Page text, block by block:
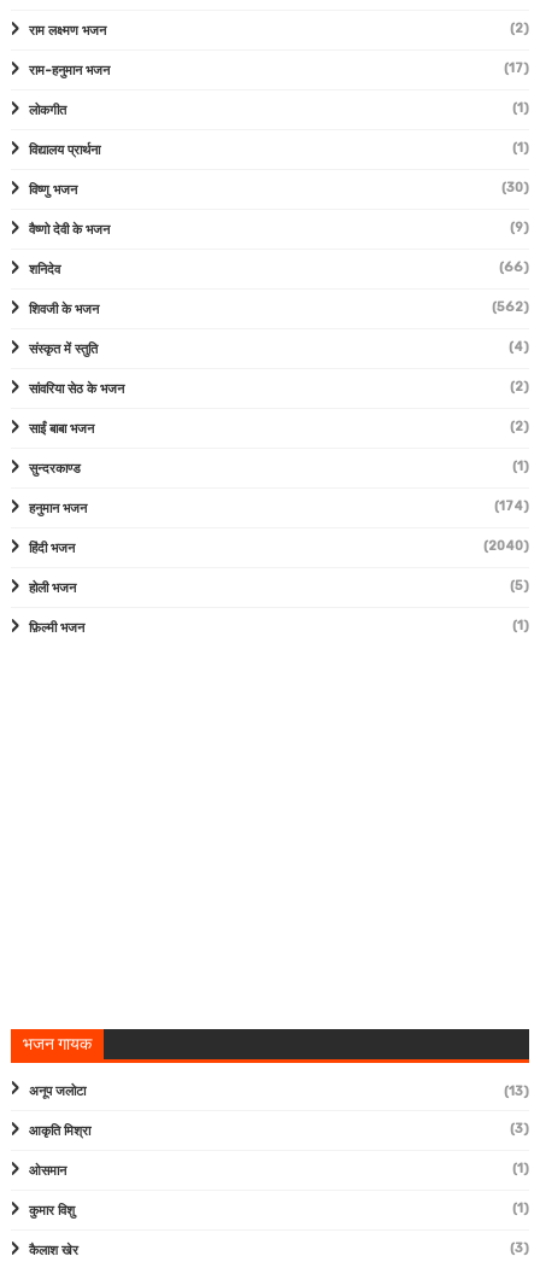
राम लक्ष्मण भजन (2)
राम-हनुमान भजन (17)
लोकगीत (1)
विद्यालय प्रार्थना (1)
विष्णु भजन (30)
वैष्णो देवी के भजन (9)
शनिदेव (66)
शिवजी के भजन (562)
संस्कृत में स्तुति (4)
सांवरिया सेठ के भजन (2)
साईं बाबा भजन (2)
सुन्दरकाण्ड (1)
हनुमान भजन (174)
हिंदी भजन (2040)
होली भजन (5)
फ़िल्मी भजन (1)
भजन गायक
अनूप जलोटा (13)
आकृति मिश्रा (3)
ओसमान (1)
कुमार विशु (1)
कैलाश खेर (3)